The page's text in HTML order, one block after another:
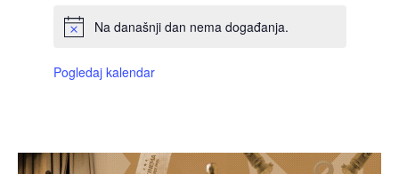
Na današnji dan nema događanja.
Pogledaj kalendar